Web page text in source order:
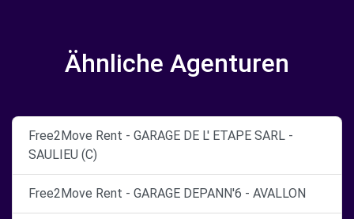
Ähnliche Agenturen
Free2Move Rent - GARAGE DE L' ETAPE SARL -
SAULIEU (C)
Free2Move Rent - GARAGE DEPANN'6 - AVALLON